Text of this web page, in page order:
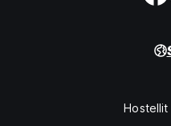
Hostellit